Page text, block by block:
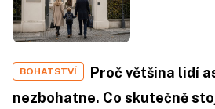
BOHATSTVÍ
Proč většina lidí
nezbohatne. Co skutečně